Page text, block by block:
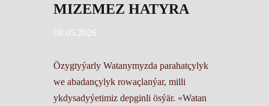
MIZEMEZ HATYRA
08.05.2026
Özygtyýarly Watanymyzda parahatçylyk
we abadançylyk rowaçlanýar, milli
ykdysadyýetimiz depginli ösýär. «Watan